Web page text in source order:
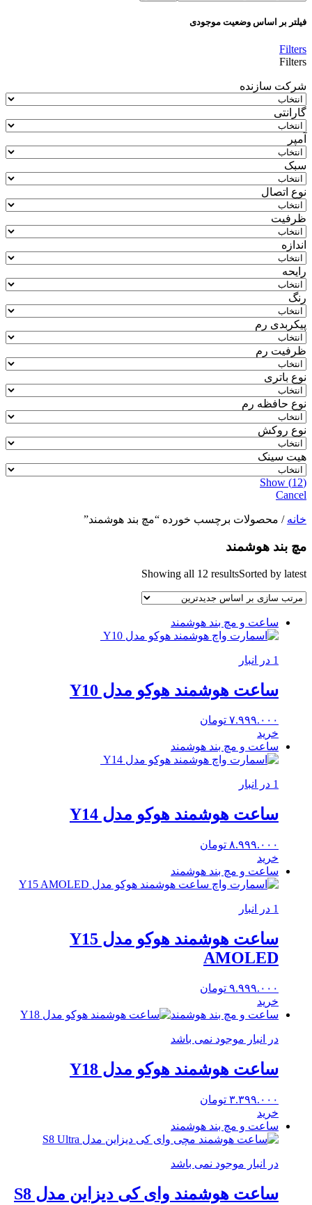
فیلتر بر اساس وضعیت موجودی
Filters
Filters
شرکت سازنده
گارانتی
آمپر
سبک
نوع اتصال
ظرفیت
اندازه
رایحه
رنگ
پیکربدی رم
ظرفیت رم
نوع باتری
نوع حافظه رم
نوع روکش
هیت سینک
Show (12)
Cancel
خانه / محصولات برچسب خورده “مچ بند هوشمند”
مچ بند هوشمند
Showing all 12 resultsSorted by latest
ساعت و مچ بند هوشمند
1 در انبار
ساعت هوشمند هوکو مدل Y10
۷.۹۹۹.۰۰۰ تومان
خرید
ساعت و مچ بند هوشمند
1 در انبار
ساعت هوشمند هوکو مدل Y14
۸.۹۹۹.۰۰۰ تومان
خرید
ساعت و مچ بند هوشمند
1 در انبار
ساعت هوشمند هوکو مدل Y15
AMOLED
۹.۹۹۹.۰۰۰ تومان
خرید
ساعت و مچ بند هوشمند
در انبار موجود نمی باشد
ساعت هوشمند هوکو مدل Y18
۳.۳۹۹.۰۰۰ تومان
خرید
ساعت و مچ بند هوشمند
در انبار موجود نمی باشد
ساعت هوشمند وای کی دیزاین مدل S8